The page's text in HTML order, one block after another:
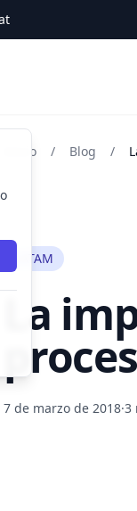
Inicio / Blog /
LATAM
La
7 de marzo de 2018·3